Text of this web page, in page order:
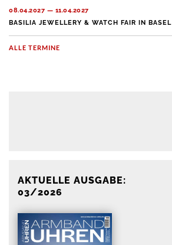
08.04.2027 — 11.04.2027
BASILIA JEWELLERY & WATCH FAIR IN BASEL
ALLE TERMINE
AKTUELLE AUSGABE:
03/2026